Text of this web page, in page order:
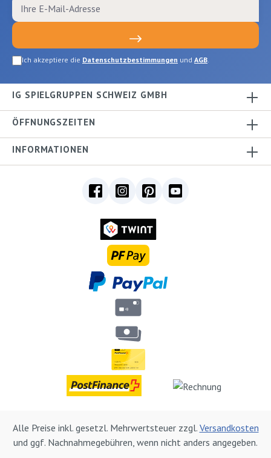
Ich akzeptiere die Datenschutzbestimmungen und AGB.
IG SPIELGRUPPEN SCHWEIZ GMBH
ÖFFNUNGSZEITEN
INFORMATIONEN
Alle Preise inkl. gesetzl. Mehrwertsteuer zzgl. Versandkosten
und ggf. Nachnahmegebühren, wenn nicht anders angegeben.